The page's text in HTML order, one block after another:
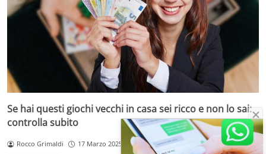
Se hai questi giochi vecchi in casa sei ricco e non lo sai:
controlla subito
Rocco Grimaldi 17 Marzo 2025